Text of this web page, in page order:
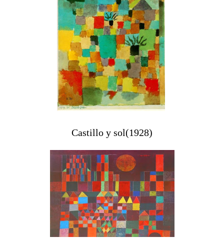
Castillo y sol(1928)